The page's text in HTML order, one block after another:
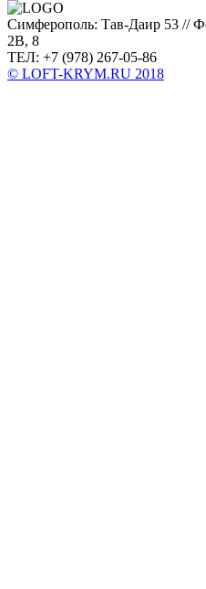
Симферополь: Тав-Даир 53 //
2В, 8
ТЕЛ: +7 (978) 267-05-86
© LOFT-KRYM.RU 2018